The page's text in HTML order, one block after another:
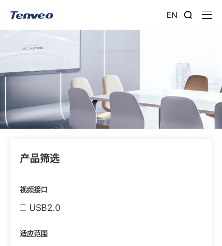
EN
产品筛选
视频接口
USB2.0
适应范围